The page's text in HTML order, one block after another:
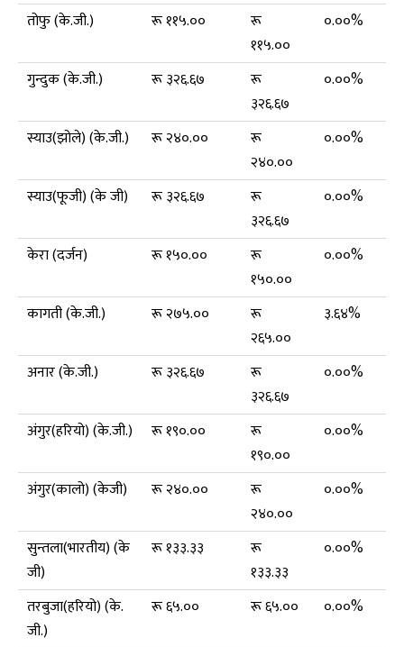
तोफु (के.जी.)
रू ११५.००
रू
११५.००
०.००%
गुन्दुक (के.जी.) रू ३२६.६७
रू
३२६.६७
०.००%
स्याउ(झोले) (के.जी.) रू २४०.००
रू
२४०.००
०.००%
स्याउ(फूजी) (के जी) रू ३२६.६७
रू
३२६.६७
०.००%
केरा (दर्जन) रू १५०.००
रू
१५०.००
०.००%
कागती (के.जी.) रू २७५.००
रू
२६५.००
३.६४%
अनार (के.जी.) रू ३२६.६७
रू
३२६.६७
०.००%
अंगुर(हरियो) (के.जी.) रू १९०.००
रू
१९०.००
०.००%
अंगुर(कालो) (केजी) रू २४०.००
रू
२४०.००
०.००%
सुन्तला(भारतीय) (के
जी)
रू १३३.३३
रू
१३३.३३
०.००%
तरबुजा(हरियो) (के.
जी.)
रू ६५.०० रू ६५.०० ०.००%